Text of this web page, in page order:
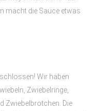
macht die Sauce etwas
Wir haben
Zwiebelringe,
Zwiebelbrötchen. Die